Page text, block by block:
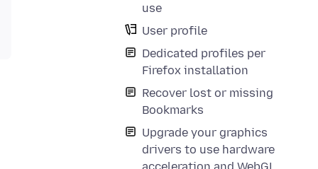
use
User profile
Dedicated profiles per
Firefox installation
Recover lost or missing
Bookmarks
Upgrade your graphics
drivers to use hardware